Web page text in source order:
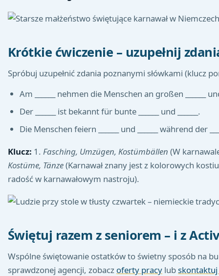
Krótkie ćwiczenie – uzupełnij
Spróbuj uzupełnić zdania poznanymi słówkami (klucz
Am ______ nehmen die Menschen an großen ______
Der ______ ist bekannt für bunte ______ und ______.
Die Menschen feiern ______ und ______ während der
Klucz: 1. Fasching, Umzügen, Kostümbällen (W
Kostüme, Tänze(Karnawał znany jest z kolorowych
radość w karnawałowym nastroju).
Świętuj razem z seniorem – i z
Wspólne świętowanie ostatków to świetny sposób na
sprawdzonej agencji, zobacz oferty pracy lubskontaktuj